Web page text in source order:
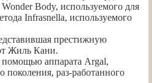
Body, используемого для
Infrasnella, используемого
престижную
Жиль Кани.
аппарата Argal,
поколения, раз-работанного